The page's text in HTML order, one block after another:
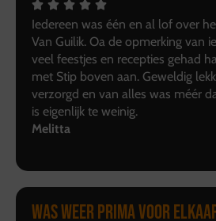
Iedereen was één en al lof over
Van Guilik. Oa de opmerking van
veel feestjes en recepties gehad
met Stip boven aan. Geweldig
verzorgd en van alles was méér
is eigenlijk te weinig.
Melitta
Was weer prima voor